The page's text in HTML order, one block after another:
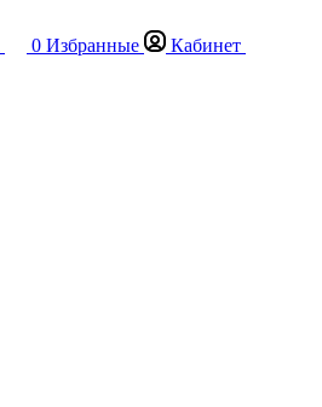
0 Избранные
Кабинет